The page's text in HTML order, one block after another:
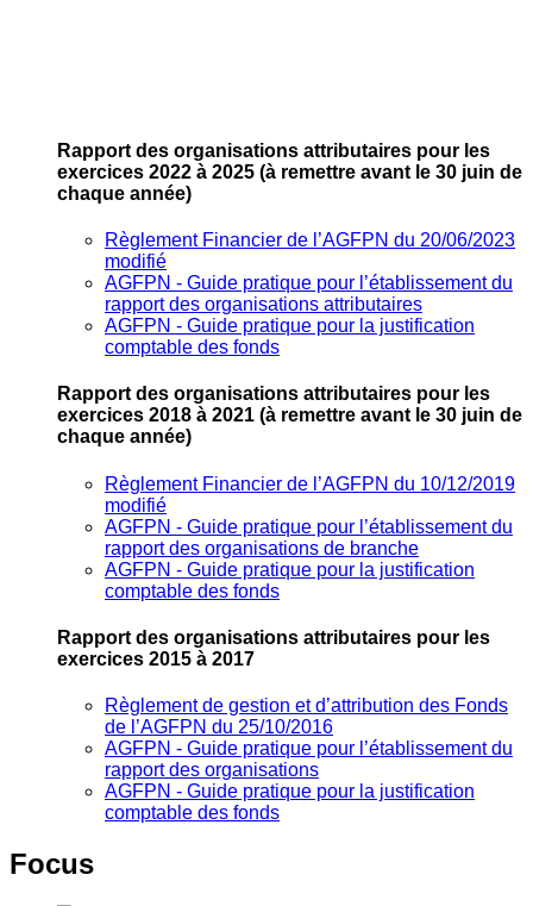
Rapport des organisations attributaires pour les
exercices 2022 à 2025 (à remettre avant le 30 juin de
chaque année)
Règlement Financier de l’AGFPN du 20/06/2023
modifié
AGFPN ‐ Guide pratique pour l’établissement du
rapport des organisations attributaires
AGFPN ‐ Guide pratique pour la justification
comptable des fonds
Rapport des organisations attributaires pour les
exercices 2018 à 2021 (à remettre avant le 30 juin de
chaque année)
Règlement Financier de l’AGFPN du 10/12/2019
modifié
AGFPN ‐ Guide pratique pour l’établissement du
rapport des organisations de branche
AGFPN ‐ Guide pratique pour la justification
comptable des fonds
Rapport des organisations attributaires pour les
exercices 2015 à 2017
Règlement de gestion et d’attribution des Fonds
de l’AGFPN du 25/10/2016
AGFPN ‐ Guide pratique pour l’établissement du
rapport des organisations
AGFPN ‐ Guide pratique pour la justification
comptable des fonds
Focus